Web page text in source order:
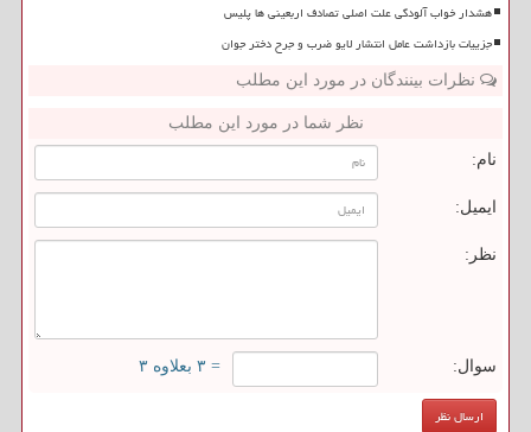
هشدار خواب آلودگی علت اصلی تصادف اربعینی ها پلیس
جزییات بازداشت عامل انتشار لایو ضرب و جرح دختر جوان
نظرات بینندگان در مورد این مطلب
نظر شما در مورد این مطلب
نام:
ایمیل:
نظر:
سوال: = ۳ بعلاوه ۳